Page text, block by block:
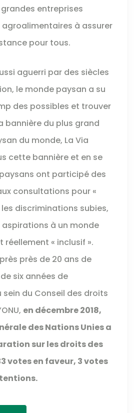
entreprises
à assurer
pour tous.
aguerri par des siècles
le monde paysan a su
des possibles et trouver
bannière du plus grand
du monde, La Via
cette bannière et en se
ont participé des
consultations pour «
discriminations subies,
aspirations à un monde
réellement « inclusif ».
près de 20 ans de
six années de
du Conseil des droits
en décembre 2018,
des Nations Unies a
sur les droits des
votes en faveur, 3 votes